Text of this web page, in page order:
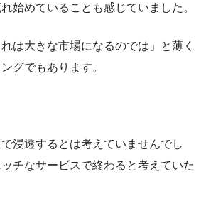
始めていることも感じていました。
は大きな市場になるのでは」と薄く
グでもあります。
浸透するとは考えていませんでし
チなサービスで終わると考えていた